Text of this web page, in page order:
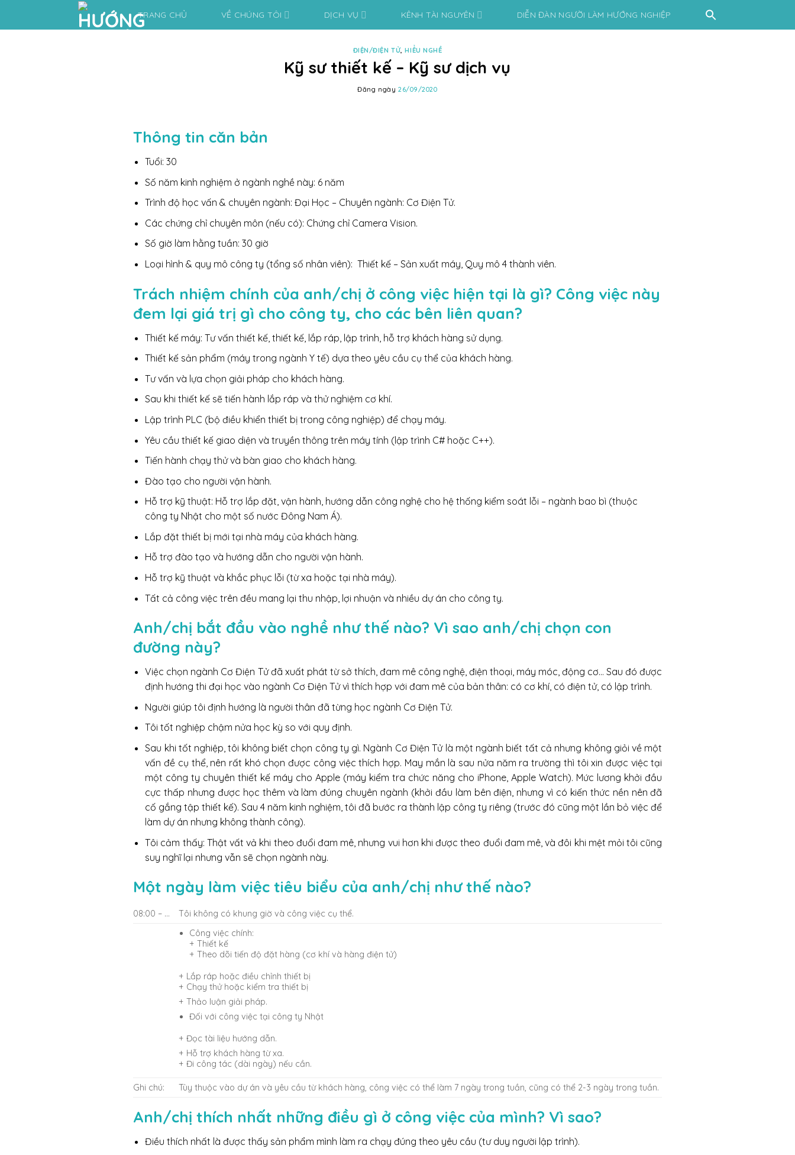
TRANG CHỦ VỀ CHÚNG TÔI DỊCH VỤ KÊNH TÀI NGUYÊN DIỄN ĐÀN NGƯỜI LÀM HƯỚNG NGHIỆP
ĐIỆN/ĐIỆN TỬ,HIỂU NGHỀ
Kỹ sư thiết kế – Kỹ sư dịch vụ
Đăng ngày 26/09/2020
Thông tin căn bản
Tuổi: 30
Số năm kinh nghiệm ở ngành nghề này: 6 năm
Trình độ học vấn & chuyên ngành: Đại Học – Chuyên ngành: Cơ Điện Tử.
Các chứng chỉ chuyên môn (nếu có): Chứng chỉ Camera Vision.
Số giờ làm hằng tuần: 30 giờ
Loại hình & quy mô công ty (tổng số nhân viên): Thiết kế – Sản xuất máy, Quy mô 4 thành viên.
Trách nhiệm chính của anh/chị ở công việc hiện tại là gì? Công việc này
đem lại giá trị gì cho công ty, cho các bên liên quan?
Thiết kế máy: Tư vấn thiết kế, thiết kế, lắp ráp, lập trình, hỗ trợ khách hàng sử dụng.
Thiết kế sản phẩm (máy trong ngành Y tế) dựa theo yêu cầu cụ thể của khách hàng.
Tư vấn và lựa chọn giải pháp cho khách hàng.
Sau khi thiết kế sẽ tiến hành lắp ráp và thử nghiệm cơ khí.
Lập trình PLC (bộ điều khiển thiết bị trong công nghiệp) để chạy máy.
Yêu cầu thiết kế giao diện và truyền thông trên máy tính (lập trình C# hoặc C++).
Tiến hành chạy thử và bàn giao cho khách hàng.
Đào tạo cho người vận hành.
Hỗ trợ kỹ thuật: Hỗ trợ lắp đặt, vận hành, hướng dẫn công nghệ cho hệ thống kiểm soát lỗi – ngành bao bì (thuộc
công ty Nhật cho một số nước Đông Nam Á).
Lắp đặt thiết bị mới tại nhà máy của khách hàng.
Hỗ trợ đào tạo và hướng dẫn cho người vận hành.
Hỗ trợ kỹ thuật và khắc phục lỗi (từ xa hoặc tại nhà máy).
Tất cả công việc trên đều mang lại thu nhập, lợi nhuận và nhiều dự án cho công ty.
Anh/chị bắt đầu vào nghề như thế nào? Vì sao anh/chị chọn con
đường này?
Việc chọn ngành Cơ Điện Tử đã xuất phát từ sở thích, đam mê công nghệ, điện thoại, máy móc, động cơ… Sau đó được
định hướng thi đại học vào ngành Cơ Điện Tử vì thích hợp với đam mê của bản thân: có cơ khí, có điện tử, có lập trình.
Người giúp tôi định hướng là người thân đã từng học ngành Cơ Điện Tử.
Tôi tốt nghiệp chậm nửa học kỳ so với quy định.
Sau khi tốt nghiệp, tôi không biết chọn công ty gì. Ngành Cơ Điện Tử là một ngành biết tất cả nhưng không giỏi về một
vấn đề cụ thể, nên rất khó chọn được công việc thích hợp. May mắn là sau nửa năm ra trường thì tôi xin được việc tại
một công ty chuyên thiết kế máy cho Apple (máy kiểm tra chức năng cho iPhone, Apple Watch). Mức lương khởi đầu
cực thấp nhưng được học thêm và làm đúng chuyên ngành (khởi đầu làm bên điện, nhưng vì có kiến thức nền nên đã
cố gắng tập thiết kế). Sau 4 năm kinh nghiệm, tôi đã bước ra thành lập công ty riêng (trước đó cũng một lần bỏ việc để
làm dự án nhưng không thành công).
Tôi cảm thấy: Thật vất vả khi theo đuổi đam mê, nhưng vui hơn khi được theo đuổi đam mê, và đôi khi mệt mỏi tôi cũng
suy nghĩ lại nhưng vẫn sẽ chọn ngành này.
Một ngày làm việc tiêu biểu của anh/chị như thế nào?
08:00 – …
Tôi không có khung giờ và công việc cụ thể.
Công việc chính:
+ Thiết kế
+ Theo dõi tiến độ đặt hàng (cơ khí và hàng điện tử)
+ Lắp ráp hoặc điều chỉnh thiết bị
+ Chạy thử hoặc kiểm tra thiết bị
+ Thảo luận giải pháp.
Đối với công việc tại công ty Nhật
+ Đọc tài liệu hướng dẫn.
+ Hỗ trợ khách hàng từ xa.
+ Đi công tác (dài ngày) nếu cần.
Ghi chú: Tùy thuộc vào dự án và yêu cầu từ khách hàng, công việc có thể làm 7 ngày trong tuần, cũng có thể 2-3 ngày trong tuần.
Anh/chị thích nhất những điều gì ở công việc của mình? Vì sao?
Điều thích nhất là được thấy sản phẩm mình làm ra chạy đúng theo yêu cầu (tư duy người lập trình).